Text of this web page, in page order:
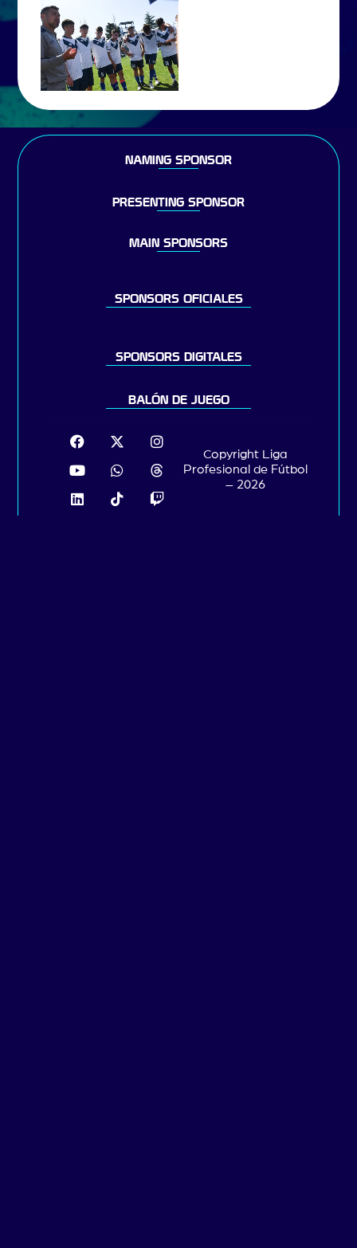
NAMING SPONSOR
PRESENTING SPONSOR
MAIN SPONSORS
SPONSORS OFICIALES
SPONSORS DIGITALES
BALÓN DE JUEGO
Copyright Liga
Profesional de Fútbol
– 2026